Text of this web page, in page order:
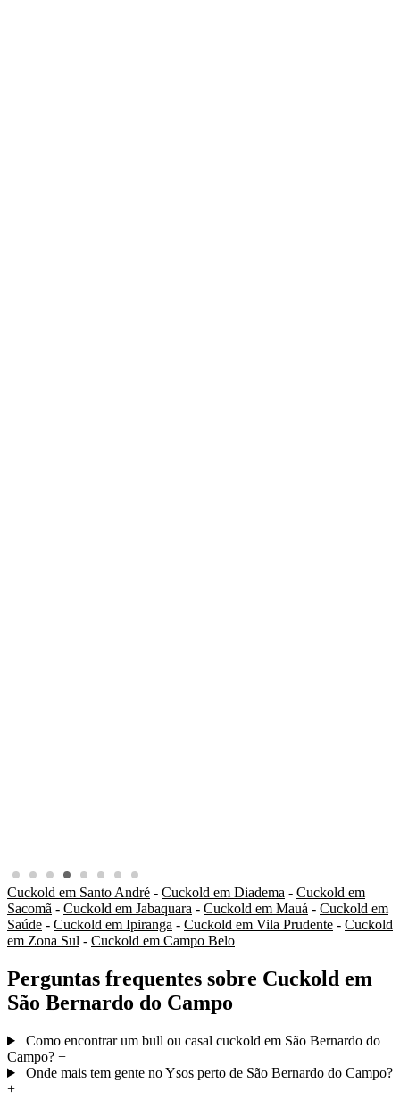
Cuckold em Santo André - Cuckold em Diadema - Cuckold em
Sacomã - Cuckold em Jabaquara - Cuckold em Mauá - Cuckold em
Saúde - Cuckold em Ipiranga - Cuckold em Vila Prudente - Cuckold
em Zona Sul - Cuckold em Campo Belo
Perguntas frequentes sobre Cuckold em
São Bernardo do Campo
Como encontrar um bull ou casal cuckold em São Bernardo do
Campo? +
Onde mais tem gente no Ysos perto de São Bernardo do Campo?
+